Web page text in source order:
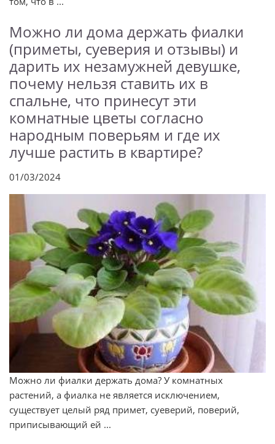
Можно ли дома держать фиалки
(приметы, суеверия и отзывы) и
дарить их незамужней девушке,
почему нельзя ставить их в
спальне, что принесут эти
комнатные цветы согласно
народным поверьям и где их
лучше растить в квартире?
01/03/2024
Можно ли фиалки держать дома? У комнатных
растений, а фиалка не является исключением,
существует целый ряд примет, суеверий, поверий,
приписывающий ей ...